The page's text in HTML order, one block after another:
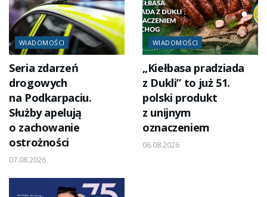
WIADOMOŚCI
Seria zdarzeń
drogowych
na Podkarpaciu.
Służby apelują
o zachowanie
ostrożności
07.08.2026
WIADOMOŚCI
„Kiełbasa pradziada
z Dukli” to już 51.
polski produkt
z unijnym
oznaczeniem
06.08.2026